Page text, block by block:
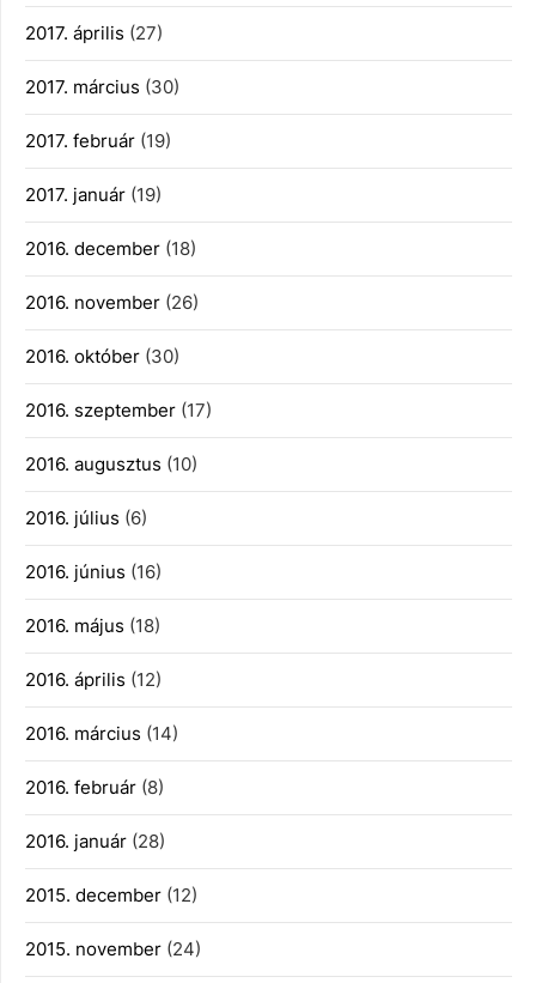
2017. április (27)
2017. március (30)
2017. február (19)
2017. január (19)
2016. december (18)
2016. november (26)
2016. október (30)
2016. szeptember (17)
2016. augusztus (10)
2016. július (6)
2016. június (16)
2016. május (18)
2016. április (12)
2016. március (14)
2016. február (8)
2016. január (28)
2015. december (12)
2015. november (24)